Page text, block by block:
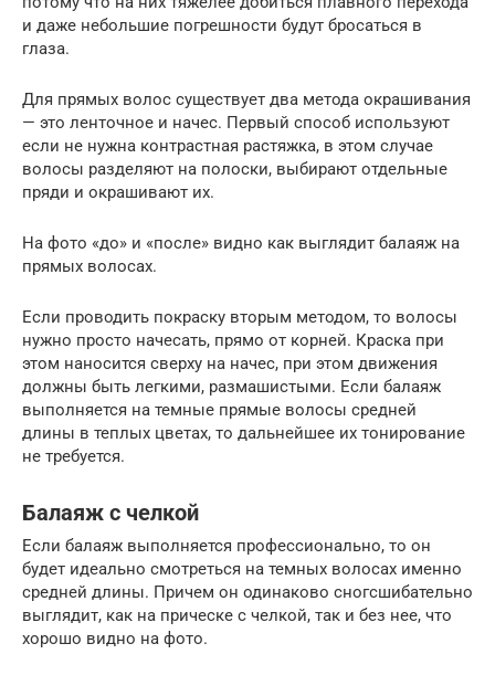
и даже небольшие погрешности будут бросаться в
глаза.
Для прямых волос существует два метода окрашивания
— это ленточное и начес. Первый способ используют
если не нужна контрастная растяжка, в этом случае
волосы разделяют на полоски, выбирают отдельные
пряди и окрашивают их.
На фото «до» и «после» видно как выглядит балаяж на
прямых волосах.
Если проводить покраску вторым методом, то волосы
нужно просто начесать, прямо от корней. Краска при
этом наносится сверху на начес, при этом движения
должны быть легкими, размашистыми. Если балаяж
выполняется на темные прямые волосы средней
длины в теплых цветах, то дальнейшее их тонирование
не требуется.
Балаяж с челкой
Если балаяж выполняется профессионально, то он
будет идеально смотреться на темных волосах именно
средней длины. Причем он одинаково сногсшибательно
выглядит, как на прическе с челкой, так и без нее, что
хорошо видно на фото.